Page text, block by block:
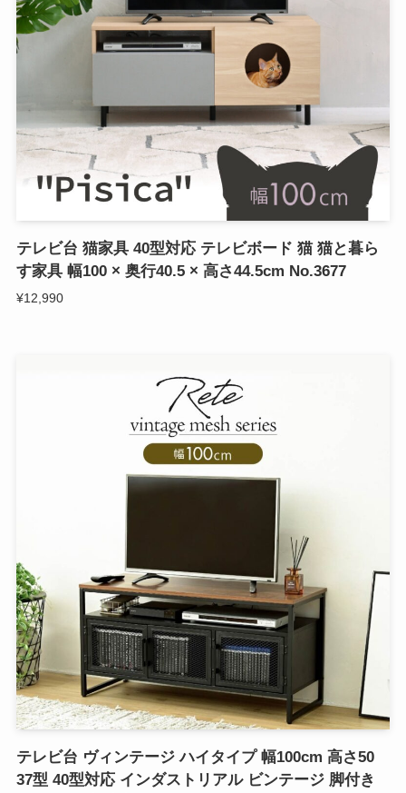
テレビ台 猫家具 40型対応 テレビボード 猫 猫と暮ら
す家具 幅100 × 奥行40.5 × 高さ44.5cm No.3677
¥12,990
テレビ台 ヴィンテージ ハイタイプ 幅100cm 高さ50
37型 40型対応 インダストリアル ビンテージ 脚付き